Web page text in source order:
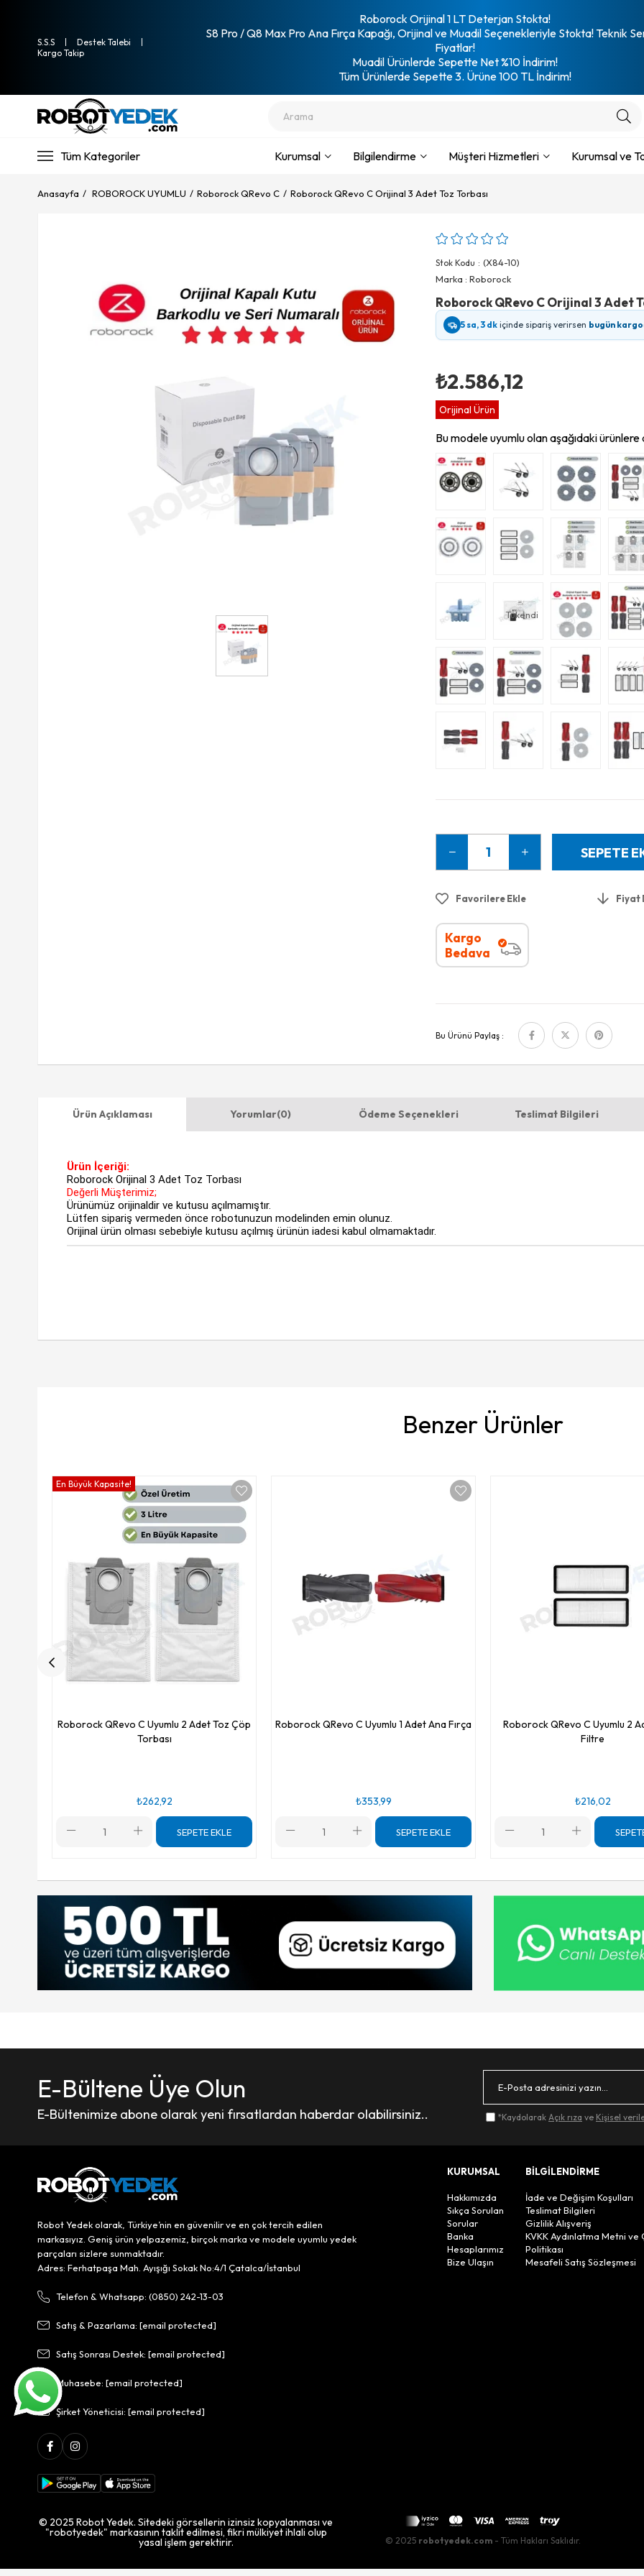
S.S.S
Destek Talebi
Kargo Takip
Roborock Orijinal 1 LT Deterjan Stokta!
S8 Pro / Q8 Max Pro Ana Fırça Kapağı, Orijinal ve Muadil Seçenekleriyle Stokta! Teknik
Fiyatlar!
Muadil Ürünlerde Sepette Net %10 İndirim!
Tüm Ürünlerde Sepette 3. Ürüne 100 TL İndirim!
Tüm Kategoriler Kurumsal Bilgilendirme Müşteri Hizmetleri Kurumsal ve
Anasayfa ROBOROCK UYUMLU Roborock QRevo C Roborock QRevo C Orijinal 3 Adet Toz Torbası
Stok Kodu
(X84-10)
Marka : Roborock
Roborock QRevo C Orijinal 3 Adet
5 sa, 3 dk içinde sipariş verirsen bugün
₺2.586,12
Orijinal Ürün
Bu modele uyumlu olan aşağıdaki
Tükendi
Favorilere Ekle Fiyat
Kargo
Bedava
Bu Ürünü Paylaş :
Ürün Açıklaması Yorumlar(0) Ödeme Seçenekleri Teslimat Bilgileri
Ürün İçeriği:
Roborock Orijinal 3 Adet Toz Torbası
Değerli Müşterimiz;
Ürünümüz orijinaldir ve kutusu açılmamıştır.
Lütfen sipariş vermeden önce robotunuzun modelinden emin olunuz.
Orijinal ürün olması sebebiyle kutusu açılmış ürünün iadesi kabul olmamaktadır.
Benzer Ürünler
Roborock QRevo C Uyumlu 2 Adet Toz Çöp
Torbası
₺262,92
SEPETE EKLE
En Büyük Kapasite!
Roborock QRevo C Uyumlu 1 Adet Ana Fırça
₺353,99
SEPETE EKLE
Roborock QRevo C Uyumlu 2
Filtre
₺216,02
E-Bültene Üye Olun
E-Bültenimize abone olarak yeni fırsatlardan haberdar olabilirsiniz.. *Kaydolarak Açık rıza ve Kişisel
Robot Yedek olarak, Türkiye’nin en güvenilir ve en çok tercih edilen
markasıyız. Geniş ürün yelpazemiz, birçok marka ve modele uyumlu yedek
parçaları sizlere sunmaktadır.
Adres: Ferhatpaşa Mah. Ayışığı Sokak No:4/1 Çatalca/İstanbul
Telefon & Whatsapp: (0850) 242-13-03
Satış & Pazarlama: [email protected]
Satış Sonrası Destek: [email protected]
Muhasebe: [email protected]
Şirket Yöneticisi: [email protected]
KURUMSAL
Hakkımızda
Sıkça Sorulan
Sorular
Banka
Hesaplarımız
Bize Ulaşın
BİLGİLENDİRME
İade ve Değişim Koşulları
Teslimat Bilgileri
Gizlilik Alışveriş
KVKK Aydınlatma Metni ve
Politikası
Mesafeli Satış Sözleşmesi
© 2025 Robot Yedek. Sitedeki görsellerin izinsiz kopyalanması ve
"robotyedek" markasının taklit edilmesi, fikri mülkiyet ihlali olup
yasal işlem gerektirir. © 2025 robotyedek.com- Tüm Hakları Saklıdır.